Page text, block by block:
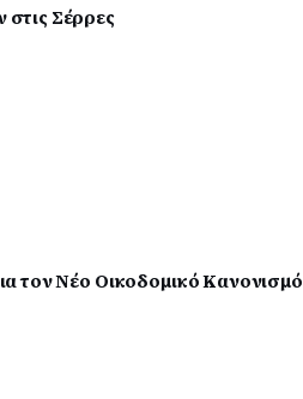
Σέρρες
τον Νέο Οικοδομικό Κανονισμό